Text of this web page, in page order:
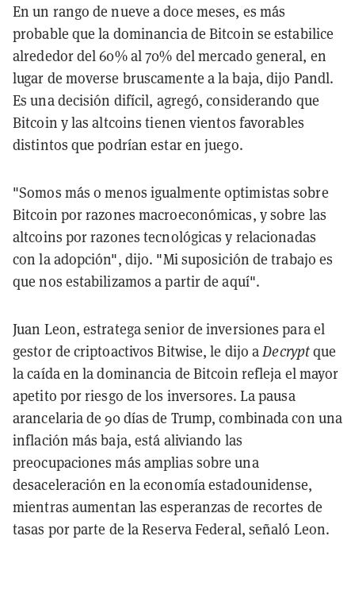
En un rango de nueve a doce meses, es más
probable que la dominancia de Bitcoin se estabilice
alrededor del 60% al 70% del mercado general, en
lugar de moverse bruscamente a la baja, dijo Pandl.
Es una decisión difícil, agregó, considerando que
Bitcoin y las altcoins tienen vientos favorables
distintos que podrían estar en juego.
"Somos más o menos igualmente optimistas sobre
Bitcoin por razones macroeconómicas, y sobre las
altcoins por razones tecnológicas y relacionadas
con la adopción", dijo. "Mi suposición de trabajo es
que nos estabilizamos a partir de aquí".
Juan Leon, estratega senior de inversiones para el
gestor de criptoactivos Bitwise, le dijo aDecryptque
la caída en la dominancia de Bitcoin refleja el mayor
apetito por riesgo de los inversores. La pausa
arancelaria de 90 días de Trump, combinada con una
inflación más baja, está aliviando las
preocupaciones más amplias sobre una
desaceleración en la economía estadounidense,
mientras aumentan las esperanzas de recortes de
tasas por parte de la Reserva Federal, señaló Leon.